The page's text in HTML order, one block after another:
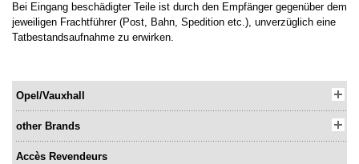
Bei Eingang beschädigter Teile ist durch den Empfänger gegenüber dem
jeweiligen Frachtführer (Post, Bahn, Spedition etc.), unverzüglich eine
Tatbestandsaufnahme zu erwirken.
Opel/Vauxhall
other Brands
Accès Revendeurs